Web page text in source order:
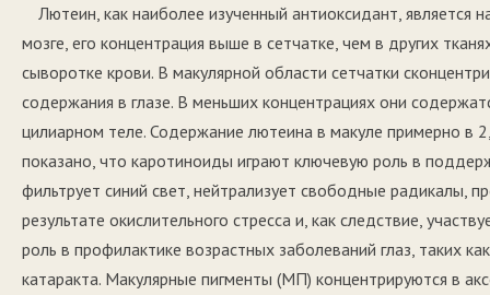
Лютеин, как наиболее изученный антиоксидант, является
мозге, его концентрация выше в сетчатке, чем в других
сыворотке крови. В макулярной области сетчатки
содержания в глазе. В меньших концентрациях они
цилиарном теле. Содержание лютеина в макуле примерно в
показано, что каротиноиды играют ключевую роль в
фильтрует синий свет, нейтрализует свободные радикалы,
результате окислительного стресса и, как следствие,
роль в профилактике возрастных заболеваний глаз, таких
катаракта. Макулярные пигменты (МП) концентрируются в